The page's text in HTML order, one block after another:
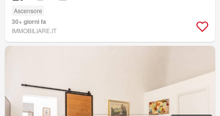
Ascensore
30+ giorni fa
IMMOBILIARE.IT